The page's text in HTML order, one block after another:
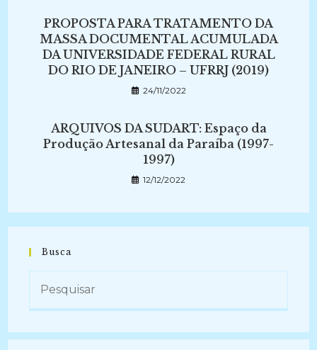
PROPOSTA PARA TRATAMENTO DA
MASSA DOCUMENTAL ACUMULADA
DA UNIVERSIDADE FEDERAL RURAL
DO RIO DE JANEIRO – UFRRJ (2019)
24/11/2022
ARQUIVOS DA SUDART: Espaço da
Produção Artesanal da Paraíba (1997-
1997)
12/12/2022
Busca